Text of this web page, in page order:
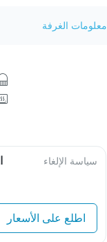
معلومات الغرفة
سياسة الإلغاء
اطلع على الأسعار